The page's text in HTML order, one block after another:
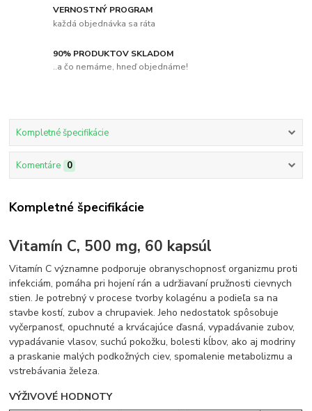
VERNOSTNÝ PROGRAM
každá objednávka sa ráta
90% PRODUKTOV SKLADOM
..a čo nemáme, hneď objednáme!
Kompletné špecifikácie
Komentáre 0
Kompletné špecifikácie
Vitamín C, 500 mg, 60 kapsúl
Vitamín C významne podporuje obranyschopnosť organizmu proti
infekciám, pomáha pri hojení rán a udržiavaní pružnosti cievnych
stien. Je potrebný v procese tvorby kolagénu a podieľa sa na
stavbe kostí, zubov a chrupaviek. Jeho nedostatok spôsobuje
vyčerpanosť, opuchnuté a krvácajúce ďasná, vypadávanie zubov,
vypadávanie vlasov, suchú pokožku, bolesti kĺbov, ako aj modriny
a praskanie malých podkožných ciev, spomalenie metabolizmu a
vstrebávania železa.
VÝŽIVOVÉ HODNOTY